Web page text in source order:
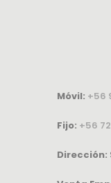
Móvil: +56
Fijo: +56
Dirección: